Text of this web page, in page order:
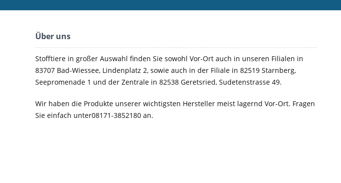
Über uns
Stofftiere in großer Auswahl finden Sie sowohl Vor-Ort auch in unseren Filialen in
83707 Bad-Wiessee, Lindenplatz 2, sowie auch in der Filiale in 82519 Starnberg,
Seepromenade 1 und der Zentrale in 82538 Geretsried, Sudetenstrasse 49.
Wir haben die Produkte unserer wichtigsten Hersteller meist lagernd Vor-Ort. Fragen
Sie einfach unter08171-3852180 an.